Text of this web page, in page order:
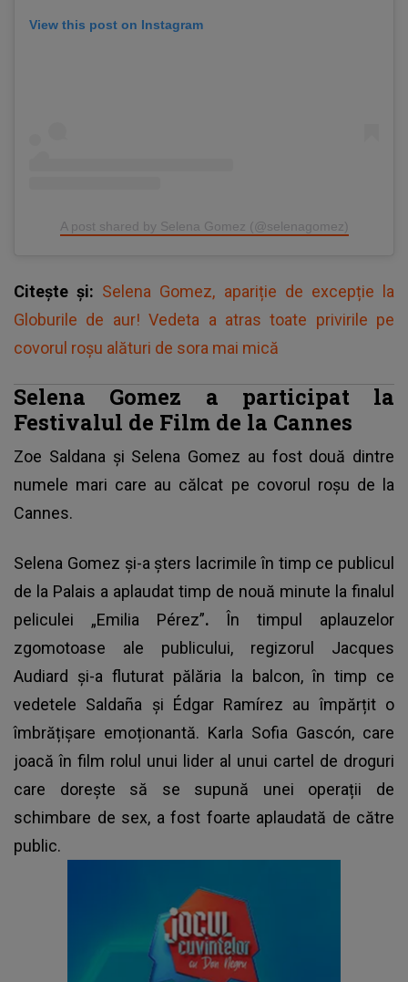
View this post on Instagram
A post shared by Selena Gomez (@selenagomez)
Citește și: Selena Gomez, apariție de excepție la
Globurile de aur! Vedeta a atras toate privirile pe
covorul roșu alături de sora mai mică
Selena Gomez a participat la
Festivalul de Film de la Cannes
Zoe Saldana și Selena Gomez au fost două dintre
numele mari care au călcat pe covorul roșu de la
Cannes.
Selena Gomez și-a șters lacrimile în timp ce publicul
de la Palais a aplaudat timp de nouă minute la finalul
peliculei „Emilia Pérez”. În timpul aplauzelor
zgomotoase ale publicului, regizorul Jacques
Audiard și-a fluturat pălăria la balcon, în timp ce
vedetele Saldaña și Édgar Ramírez au împărțit o
îmbrățișare emoționantă. Karla Sofia Gascón, care
joacă în film rolul unui lider al unui cartel de droguri
care dorește să se supună unei operații de
schimbare de sex, a fost foarte aplaudată de către
public.